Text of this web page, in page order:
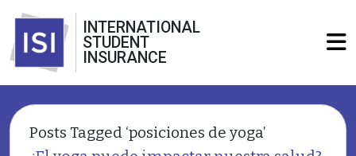
INTERNATIONAL
STUDENT
INSURANCE
Posts Tagged ‘posiciones de yoga’